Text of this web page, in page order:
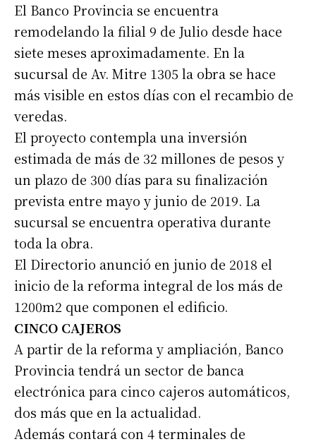
El Banco Provincia se encuentra
remodelando la filial 9 de Julio desde hace
siete meses aproximadamente. En la
sucursal de Av. Mitre 1305 la obra se hace
más visible en estos días con el recambio de
veredas.
El proyecto contempla una inversión
estimada de más de 32 millones de pesos y
un plazo de 300 días para su finalización
prevista entre mayo y junio de 2019. La
sucursal se encuentra operativa durante
toda la obra.
El Directorio anunció en junio de 2018 el
inicio de la reforma integral de los más de
1200m2 que componen el edificio.
CINCO CAJEROS
A partir de la reforma y ampliación, Banco
Provincia tendrá un sector de banca
electrónica para cinco cajeros automáticos,
dos más que en la actualidad.
Además contará con 4 terminales de